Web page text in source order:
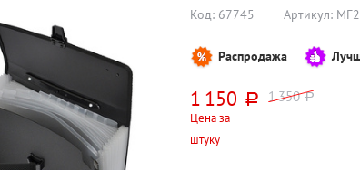
Код: 67745 Артикул:
Распродажа
1 150 руб. 1 350 руб.
Цена за
штуку